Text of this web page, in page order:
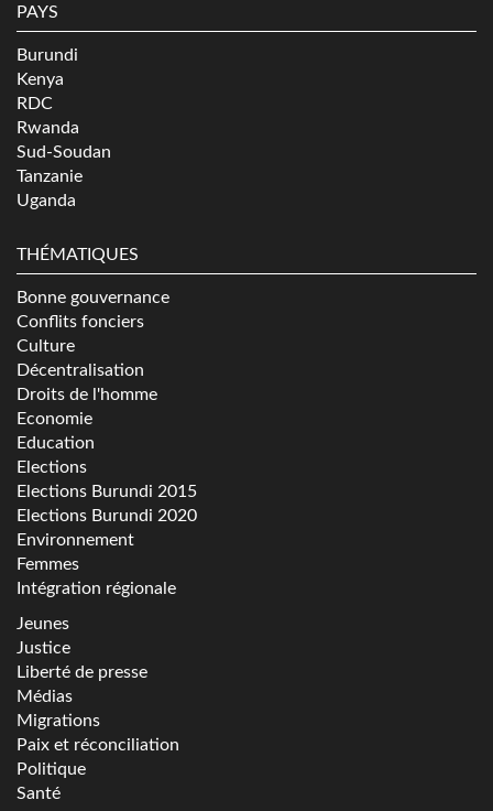
PAYS
Burundi
Kenya
RDC
Rwanda
Sud-Soudan
Tanzanie
Uganda
THÉMATIQUES
Bonne gouvernance
Conflits fonciers
Culture
Décentralisation
Droits de l'homme
Economie
Education
Elections
Elections Burundi 2015
Elections Burundi 2020
Environnement
Femmes
Intégration régionale
Jeunes
Justice
Liberté de presse
Médias
Migrations
Paix et réconciliation
Politique
Santé